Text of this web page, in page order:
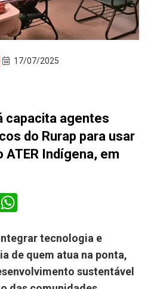
17/07/2025
capacita agentes
do Rurap para usar
Indígena, em
tecnologia e
de quem atua na ponta,
sustentável